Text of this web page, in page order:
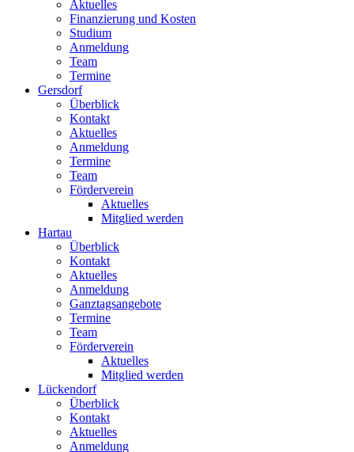
Aktuelles
Finanzierung und Kosten
Studium
Anmeldung
Team
Termine
Gersdorf
Überblick
Kontakt
Aktuelles
Anmeldung
Termine
Team
Förderverein
Aktuelles
Mitglied werden
Hartau
Überblick
Kontakt
Aktuelles
Anmeldung
Ganztagsangebote
Termine
Team
Förderverein
Aktuelles
Mitglied werden
Lückendorf
Überblick
Kontakt
Aktuelles
Anmeldung